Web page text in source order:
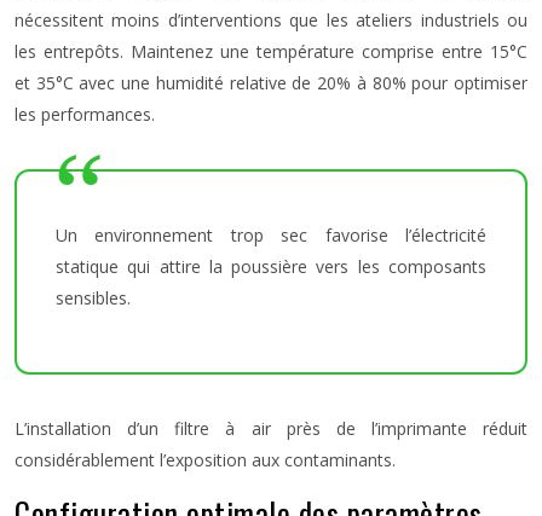
nécessitent moins d’interventions que les ateliers industriels ou
les entrepôts. Maintenez une température comprise entre 15°C
et 35°C avec une humidité relative de 20% à 80% pour optimiser
les performances.
Un environnement trop sec favorise l’électricité
statique qui attire la poussière vers les composants
sensibles.
L’installation d’un filtre à air près de l’imprimante réduit
considérablement l’exposition aux contaminants.